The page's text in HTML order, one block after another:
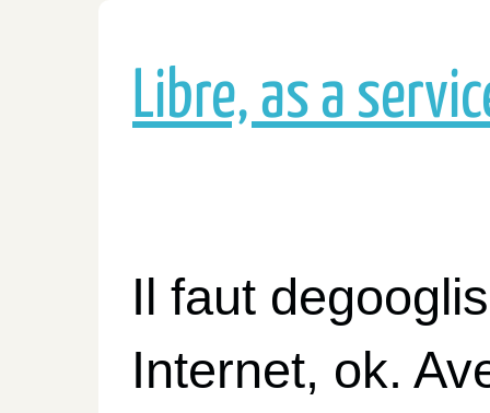
Libre, as a
Il faut
Internet, ok.